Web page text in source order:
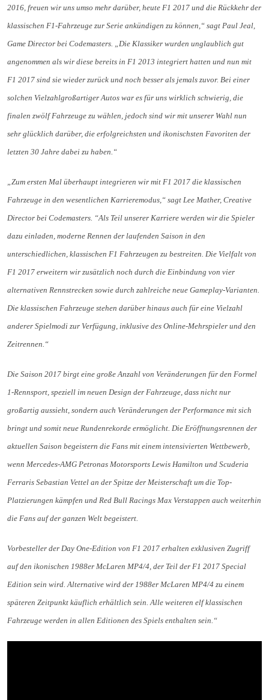
2016, freuen wir uns umso mehr darüber, heute F1 2017 und die Rückkehr der
klassischen F1-Fahrzeuge zur Serie ankündigen zu können,“ sagt Paul Jeal,
Game Director bei Codemasters. „Die Klassiker wurden unglaublich gut
angenommen als wir diese bereits in F1 2013 integriert hatten und nun mit
F1 2017 sind sie wieder zurück und noch besser als jemals zuvor. Bei einer
solchen Vielzahlgroßartiger Autos war es für uns wirklich schwierig, die
finalen zwölf Fahrzeuge zu wählen, jedoch sind wir mit unserer Wahl nun
sehr glücklich darüber, die erfolgreichsten und ikonischsten Favoriten der
letzten 30 Jahre dabei zu haben.“
„Zum ersten Mal überhaupt integrieren wir mit F1 2017 die klassischen
Fahrzeuge in den wesentlichen Karrieremodus,“ sagt Lee Mather, Creative
Director bei Codemasters. “Als Teil unserer Karriere werden wir die Spieler
dazu einladen, moderne Rennen der laufenden Saison in den
unterschiedlichen, klassischen F1 Fahrzeugen zu bestreiten. Die Vielfalt von
F1 2017 erweitern wir zusätzlich noch durch die Einbindung von vier
alternativen Rennstrecken sowie durch zahlreiche neue Gameplay-Varianten.
Die klassischen Fahrzeuge stehen darüber hinaus auch für eine Vielzahl
anderer Spielmodi zur Verfügung, inklusive des Online-Mehrspieler und den
Zeitrennen.“
Die Saison 2017 birgt eine große Anzahl von Veränderungen für den Formel
1-Rennsport, speziell im neuen Design der Fahrzeuge, dass nicht nur
großartig aussieht, sondern auch Veränderungen der Performance mit sich
bringt und somit neue Rundenrekorde ermöglicht. Die Eröffnungsrennen der
aktuellen Saison begeistern die Fans mit einem intensivierten Wettbewerb,
wenn Mercedes-AMG Petronas Motorsports Lewis Hamilton und Scuderia
Ferraris Sebastian Vettel an der Spitze der Meisterschaft um die Top-
Platzierungen kämpfen und Red Bull Racings Max Verstappen auch weiterhin
die Fans auf der ganzen Welt begeistert.
Vorbesteller der Day One-Edition von F1 2017 erhalten exklusiven Zugriff
auf den ikonischen 1988er McLaren MP4/4, der Teil der F1 2017 Special
Edition sein wird. Alternative wird der 1988er McLaren MP4/4 zu einem
späteren Zeitpunkt käuflich erhältlich sein. Alle weiteren elf klassischen
Fahrzeuge werden in allen Editionen des Spiels enthalten sein.“